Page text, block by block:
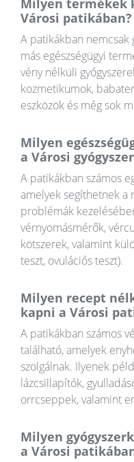
Városi patikában?
A patikákban nemcsak
más egészségügyi
vény nélküli
kozmetikumok,
eszközök és még sok
Milyen
a Városi
A patikákban számos
amelyek segíthetnek a
problémák
vérnyomásmérők,
kötszerek, valamint
teszt, ovulációs teszt).
Milyen recept
kapni a Városi
A patikákban számos
található, amelyek
szolgálnak. Ilyenek
lázcsillapítók,
orrcseppek, valamint
Milyen
a Városi